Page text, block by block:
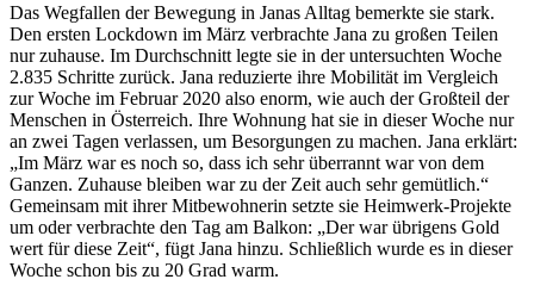
Das Wegfallen der Bewegung in Janas Alltag bemerkte sie stark.
Den ersten Lockdown im März verbrachte Jana zu großen Teilen
nur zuhause. Im Durchschnitt legte sie in der untersuchten Woche
2.835 Schritte zurück. Jana reduzierte ihre Mobilität im Vergleich
zur Woche im Februar 2020 also enorm, wie auch der Großteil der
Menschen in Österreich. Ihre Wohnung hat sie in dieser Woche nur
an zwei Tagen verlassen, um Besorgungen zu machen. Jana erklärt:
„Im März war es noch so, dass ich sehr überrannt war von dem
Ganzen. Zuhause bleiben war zu der Zeit auch sehr gemütlich.“
Gemeinsam mit ihrer Mitbewohnerin setzte sie Heimwerk-Projekte
um oder verbrachte den Tag am Balkon: „Der war übrigens Gold
wert für diese Zeit“, fügt Jana hinzu. Schließlich wurde es in dieser
Woche schon bis zu 20 Grad warm.